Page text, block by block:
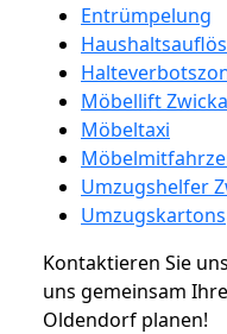
Entrümpelung
Möbellift
Möbeltaxi
Umzugshelfer
Umzugskartons
Kontaktieren Sie
uns gemeinsam
Oldendorf planen!